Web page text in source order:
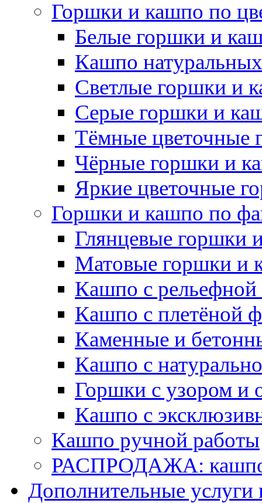
Горшки и кашпо по
Белые горшки и
Кашпо
Светлые горшки и
Серые горшки и
Тёмные цветочные
Чёрные горшки и
Яркие цветочные
Горшки и кашпо по
Глянцевые горшки
Матовые горшки и
Кашпо с рельефной
Кашпо с плетёной
Каменные и
Кашпо с
Горшки с узором и
Кашпо с
Кашпо ручной работы
РАСПРОДАЖА: кашпо
Дополнительные услуги